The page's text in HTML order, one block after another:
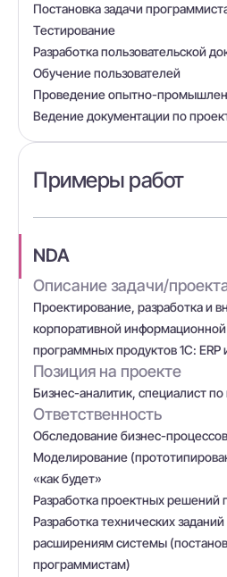
Постановка задачи
Тестирование
Разработка пользовательской
Обучение пользователей
Проведение опытно-
Ведение документации по
Примеры работ
NDA
Описание задачи/
Проектирование, разработка и
корпоративной
программных продуктов 1С: ERP
Позиция на проекте
Бизнес-аналитик, специалист
Ответственность
Обследование бизнес-
Моделирование
«как будет»
Разработка проектных решений
Разработка технических
расширениям системы
программистам)